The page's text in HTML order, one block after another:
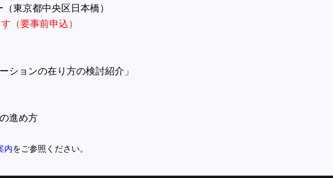
東京都中央区日本橋）
（要事前申込）
ションの在り方の検討紹介」
進め方
内をご参照ください。